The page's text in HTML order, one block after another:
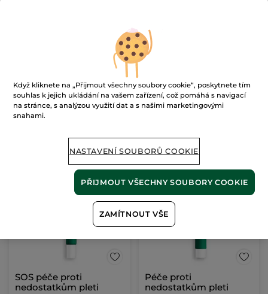
(94)
1527 Kč / 1l
229.00 Kč
PŘIDAT DO
KOŠÍKU
Čisticí maska s uhlím
(166)
6920 Kč / 1l
PŘIDAT DO
KOŠÍKU
SOS péče proti
nedostatkům pleti
Péče proti
nedostatkům pleti
Když kliknete na „Přijmout všechny soubory cookie“, poskytnete tím
souhlas k jejich ukládání na vašem zařízení, což pomáhá s navigací
na stránce, s analýzou využití dat a s našimi marketingovými
snahami.
NASTAVENÍ SOUBORŮ COOKIE
ZAMÍTNOUT VŠE
PŘIJMOUT VŠECHNY SOUBORY COOKIE